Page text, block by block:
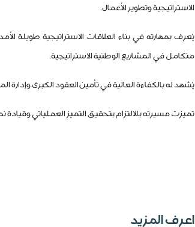
الاستراتيجية وتطوير الأعمال.
يُعرف بمهارته في بناء العلاقات الاستراتيجية طويلة
متكامل في المشاريع الوطنية الاستراتيجية.
يُشهد له بالكفاءة العالية في تأمين العقود الكبرى
تميزت مسيرته بالالتزام بتحقيق التميز العملياتي
اعرف المزيد